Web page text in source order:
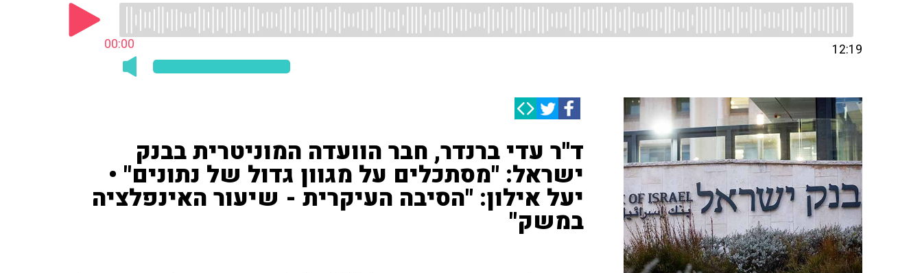
00:00 12:19
ד''ר עדי ברנדר, חבר הוועדה המוניטרית בבנק
ישראל: "מסתכלים על מגוון גדול של נתונים" •
יעל אילון: "הסיבה העיקרית - שיעור האינפלציה
במשק"